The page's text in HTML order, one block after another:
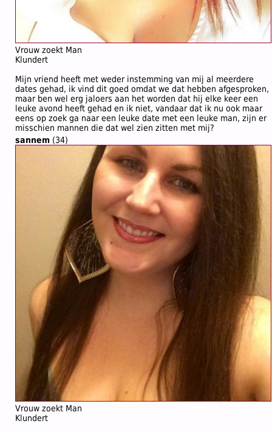
Vrouw zoekt Man
Klundert
Mijn vriend heeft met weder instemming van mij al meerdere
dates gehad, ik vind dit goed omdat we dat hebben afgesproken,
maar ben wel erg jaloers aan het worden dat hij elke keer een
leuke avond heeft gehad en ik niet, vandaar dat ik nu ook maar
eens op zoek ga naar een leuke date met een leuke man, zijn er
misschien mannen die dat wel zien zitten met mij?
sannem (34)
Vrouw zoekt Man
Klundert